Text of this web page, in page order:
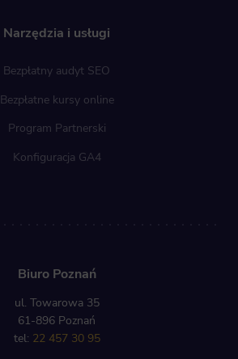
Narzędzia i usługi
Bezpłatny audyt SEO
Bezpłatne kursy online
Program Partnerski
Konfiguracja GA4
Biuro Poznań
ul. Towarowa 35
61-896 Poznań
tel: 22 457 30 95